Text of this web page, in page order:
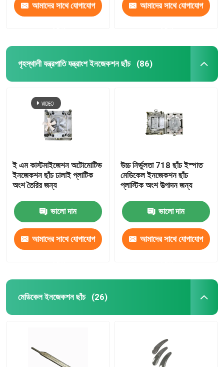
আমাদের সাথে যোগাযোগ আমাদের সাথে যোগাযোগ
গৃহস্থালী যন্ত্রপাতি যন্ত্রাংশ ইনজেকশন ছাঁচ (86)
ই এম কাস্টমাইজেশন অটোমোটিভ
ইনজেকশন ছাঁচ ঢালাই প্লাটিক
অংশ তৈরির জন্য
ভালো দাম
আমাদের সাথে যোগাযোগ
উচ্চ নির্ভুলতা 718 ছাঁচ ইস্পাত
মেডিকেল ইনজেকশন ছাঁচ
প্লাস্টিক অংশ উত্পাদন জন্য
ভালো দাম
আমাদের সাথে যোগাযোগ
মেডিকেল ইনজেকশন ছাঁচ (26)